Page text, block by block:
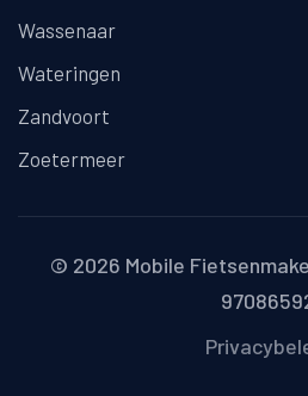
Wassenaar
Wateringen
Zandvoort
Zoetermeer
© 2026 Mobile